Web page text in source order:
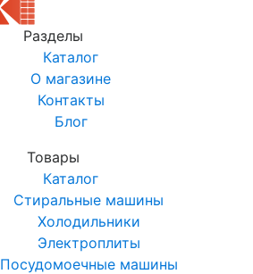
Разделы
Каталог
О магазине
Контакты
Блог
Товары
Каталог
Стиральные машины
Холодильники
Электроплиты
Посудомоечные машины